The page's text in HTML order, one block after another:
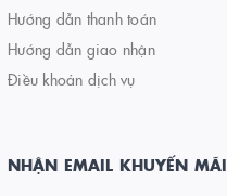
Hướng dẫn thanh toán
Hướng dẫn giao nhận
Điều khoản dịch vụ
NHẬN EMAIL KHUYẾN MÃI